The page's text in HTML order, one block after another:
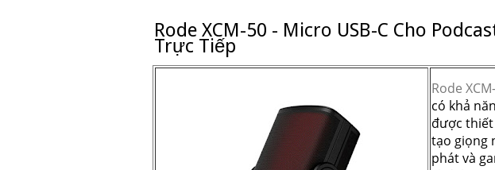
Rode XCM-50 - Micro USB-C Cho
Trực Tiếp
Rode
có khả
được thiết
tạo giọng
phát và